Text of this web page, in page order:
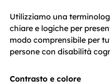
Utilizziamo una
chiare e logiche per
modo comprensibile per
persone con disabilità
Contrasto e colore